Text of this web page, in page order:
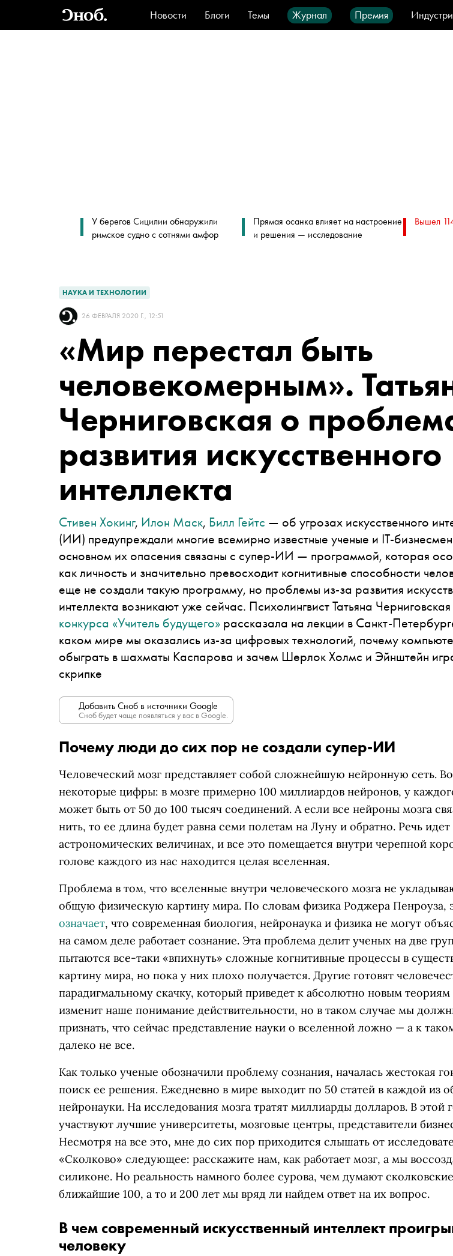
Новости Блоги Темы Журнал Премия
Стиль
Видео Город IT-продукты
У берегов Сицилии обнаружили
римское судно с сотнями амфор
Прямая осанка влияет на настроение
и решения — исследование
Вышел
НАУКА И ТЕХНОЛОГИИ
26 ФЕВРАЛЯ 2020 Г., 12:51
«‎Мир перестал быть
человекомерным».
Черниговская о
развития искусственного
интеллекта
Стивен Хокинг, Илон Маск, Билл Гейтс — об угрозах искусственного
(ИИ) предупреждали многие всемирно известные ученые и IT-
основном их опасения связаны с супер-ИИ — программой, которая
как личность и значительно превосходит когнитивные способности
еще не создали такую программу, но проблемы из-за развития
интеллекта возникают уже сейчас. Психолингвист Татьяна
конкурса «Учитель будущего» рассказала на лекции в Санкт-
каком мире мы оказались из-за цифровых технологий, почему
обыграть в шахматы Каспарова и зачем Шерлок Холмс и Эйнштейн
скрипке
Добавить Сноб в источники Google
Сноб будет чаще появляться у вас в Google.
Почему люди до сих пор не создали супер-ИИ
Человеческий мозг представляет собой сложнейшую нейронную сеть.
некоторые цифры: в мозге примерно 100 миллиардов нейронов, у
может быть от 50 до 100 тысяч соединений. А если все нейроны мозга
нить, то ее длина будет равна семи полетам на Луну и обратно. Речь идет
астрономических величинах, и все это помещается внутри черепной
голове каждого из нас находится целая вселенная.
Проблема в том, что вселенные внутри человеческого мозга не
общую физическую картину мира. По словам физика Роджера Пенроуза,
означает, что современная биология, нейронаука и физика не могут
на самом деле работает сознание. Эта проблема делит ученых на две
пытаются все-таки «‎впихнуть» сложные когнитивные процессы в
картину мира, но пока у них плохо получается‎. Другие готовят
парадигмальному скачку, который приведет к абсолютно новым
изменит наше понимание действительности, но в таком случае мы
признать, что сейчас представление науки о вселенной ложно — а к
далеко не все.
Как только ученые обозначили проблему сознания, началась жестокая
поиск ее решения. Ежедневно в мире выходит по 50 статей в каждой из
нейронауки. На исследования мозга тратят миллиарды долларов. В этой
участвуют лучшие университеты, мозговые центры, представители
Несмотря на все это, мне до сих пор приходится слышать от
«‎Сколково»‎ следующее: расскажите нам, как работает мозг, а мы
силиконе. Но реальность намного более сурова, чем думают
ближайшие 100, а то и 200 лет мы вряд ли найдем ответ на их вопрос.
В чем современный искусственный интеллект
человеку